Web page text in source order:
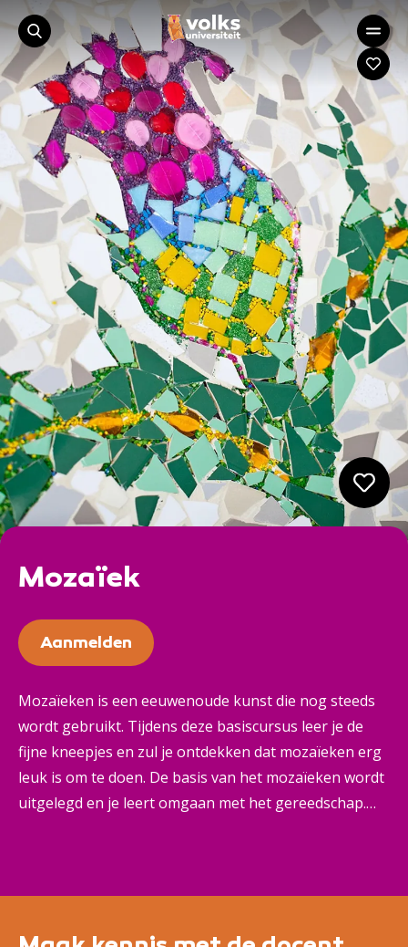
Mozaïek
Aanmelden
Mozaïeken is een eeuwenoude kunst die nog steeds
wordt gebruikt. Tijdens deze basiscursus leer je de
fijne kneepjes en zul je ontdekken dat mozaïeken erg
leuk is om te doen. De basis van het mozaïeken wordt
uitgelegd en je leert omgaan met het gereedschap.